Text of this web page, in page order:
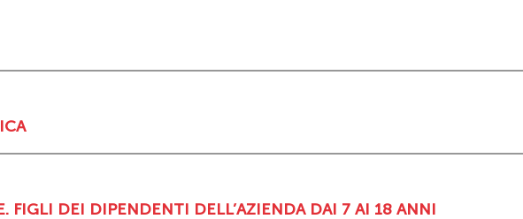
FIGLI DEI DIPENDENTI DELL’AZIENDA DAI 7 AI 18 ANNI